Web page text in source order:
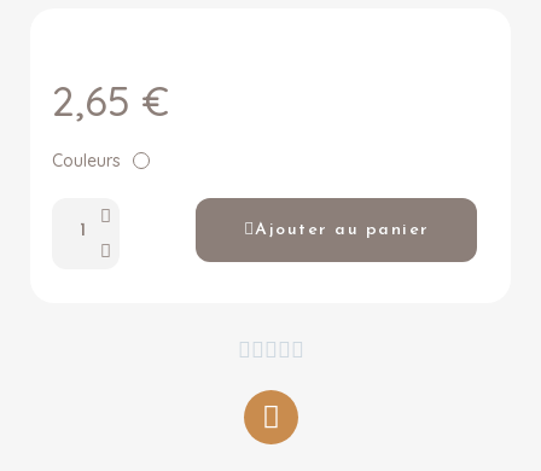
2,65 €
Couleurs
Ajouter au panier
    